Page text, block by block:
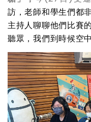
訪，老師和學生們都
主持人聊聊他們比賽
聽眾，我們到時候空